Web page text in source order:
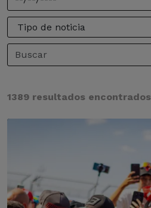
1389 resultados encontrados